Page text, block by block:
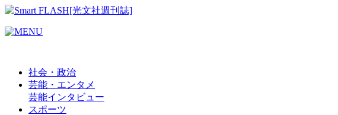
社会・政治
芸能・エンタメ
芸能インタビュー
スポーツ